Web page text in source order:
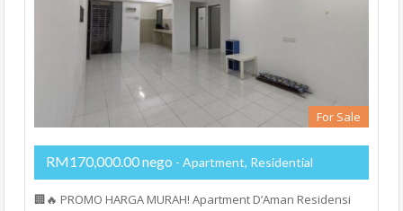
For Sale
RM170,000.00 nego - Apartment, Residential
🏢🔥 PROMO HARGA MURAH! Apartment D’Aman Residensi